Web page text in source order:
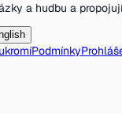
a hudbu a
Podmínky